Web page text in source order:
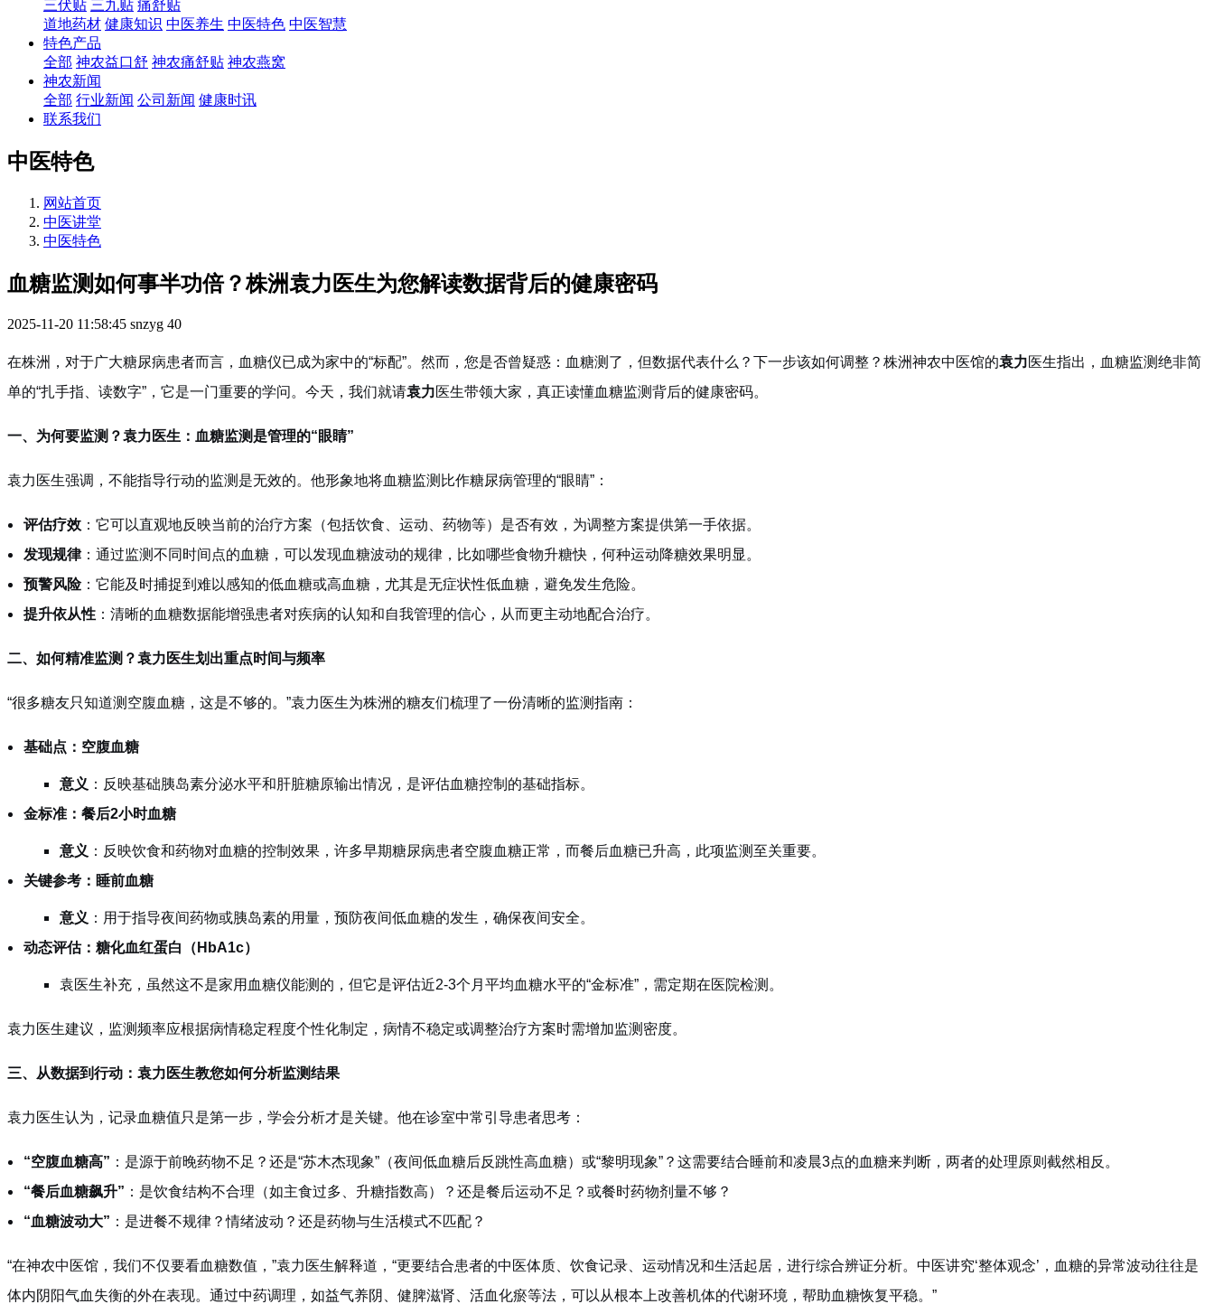
三伏贴 三九贴 痛舒贴
道地药材 健康知识 中医养生 中医特色 中医智慧
特色产品
全部 神农益口舒 神农痛舒贴 神农燕窝
神农新闻
全部 行业新闻 公司新闻 健康时讯
联系我们
中医特色
网站首页
中医讲堂
中医特色
血糖监测如何事半功倍？株洲袁力医生为您解读数据背后的健康密码
2025-11-20 11:58:45 snzyg 40
在株洲，对于广大糖尿病患者而言，血糖仪已成为家中的“标配”。然而，您是否曾疑惑：血糖测了，但数据代表什么？下一步该如何调整？株洲神农中医馆的袁力医生指出，血糖监测绝非简
单的“扎手指、读数字”，它是一门重要的学问。今天，我们就请袁力医生带领大家，真正读懂血糖监测背后的健康密码。
一、为何要监测？袁力医生：血糖监测是管理的“眼睛”
袁力医生强调，不能指导行动的监测是无效的。他形象地将血糖监测比作糖尿病管理的“眼睛”：
评估疗效 ：它可以直观地反映当前的治疗方案（包括饮食、运动、药物等）是否有效，为调整方案提供第一手依据。
发现规律：通过监测不同时间点的血糖，可以发现血糖波动的规律，比如哪些食物升糖快，何种运动降糖效果明显。
预警风险：它能及时捕捉到难以感知的低血糖或高血糖，尤其是无症状性低血糖，避免发生危险。
提升依从性 ：清晰的血糖数据能增强患者对疾病的认知和自我管理的信心，从而更主动地配合治疗。
二、如何精准监测？袁力医生划出重点时间与频率
“很多糖友只知道测空腹血糖，这是不够的。”袁力医生为株洲的糖友们梳理了一份清晰的监测指南：
基础点：空腹血糖
意义 ：反映基础胰岛素分泌水平和肝脏糖原输出情况，是评估血糖控制的基础指标。
金标准：餐后2小时血糖
意义 ：反映饮食和药物对血糖的控制效果，许多早期糖尿病患者空腹血糖正常，而餐后血糖已升高，此项监测至关重要。
关键参考：睡前血糖
意义 ：用于指导夜间药物或胰岛素的用量，预防夜间低血糖的发生，确保夜间安全。
动态评估：糖化血红蛋白（HbA1c）
袁医生补充，虽然这不是家用血糖仪能测的，但它是评估近2-3个月平均血糖水平的“金标准”，需定期在医院检测。
袁力医生建议，监测频率应根据病情稳定程度个性化制定，病情不稳定或调整治疗方案时需增加监测密度。
三、从数据到行动：袁力医生教您如何分析监测结果
袁力医生认为，记录血糖值只是第一步，学会分析才是关键。他在诊室中常引导患者思考：
“空腹血糖高” ：是源于前晚药物不足？还是“苏木杰现象”（夜间低血糖后反跳性高血糖）或“黎明现象”？这需要结合睡前和凌晨3点的血糖来判断，两者的处理原则截然相反。
“餐后血糖飙升” ：是饮食结构不合理（如主食过多、升糖指数高）？还是餐后运动不足？或餐时药物剂量不够？
“血糖波动大” ：是进餐不规律？情绪波动？还是药物与生活模式不匹配？
“在神农中医馆，我们不仅要看血糖数值，”袁力医生解释道，“更要结合患者的中医体质、饮食记录、运动情况和生活起居，进行综合辨证分析。中医讲究‘整体观念’，血糖的异常波动往往是
体内阴阳气血失衡的外在表现。通过中药调理，如益气养阴、健脾滋肾、活血化瘀等法，可以从根本上改善机体的代谢环境，帮助血糖恢复平稳。”